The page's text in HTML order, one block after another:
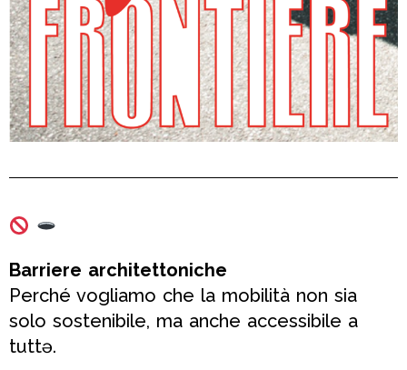
Barriere architettoniche
Perché vogliamo che la mobilità non sia
solo sostenibile, ma anche accessibile a
tuttə.